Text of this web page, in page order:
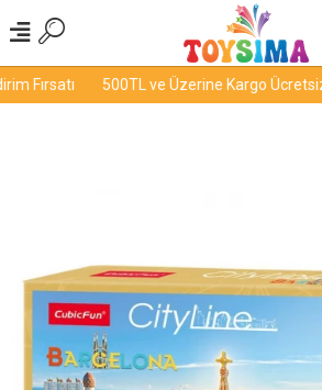
Fırsatı 500TL ve Üzerine Kargo Ücretsiz!